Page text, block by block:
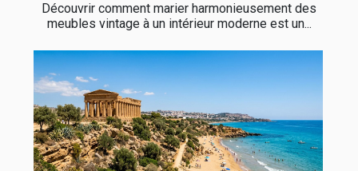
Découvrir comment marier harmonieusement des
meubles vintage à un intérieur moderne est un...